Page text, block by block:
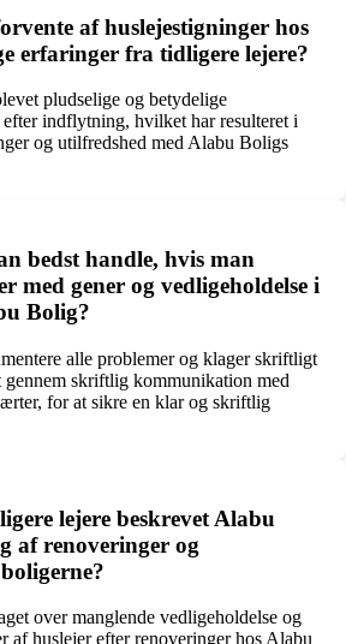
af huslejestigninger hos
erfaringer fra tidligere lejere?
pludselige og betydelige
indflytning, hvilket har resulteret i
og utilfredshed med Alabu Boligs
bedst handle, hvis man
med gener og vedligeholdelse i
Bolig?
alle problemer og klager skriftligt
gennem skriftlig kommunikation med
for at sikre en klar og skriftlig
lejere beskrevet Alabu
af renoveringer og
over manglende vedligeholdelse og
af huslejer efter renoveringer hos Alabu